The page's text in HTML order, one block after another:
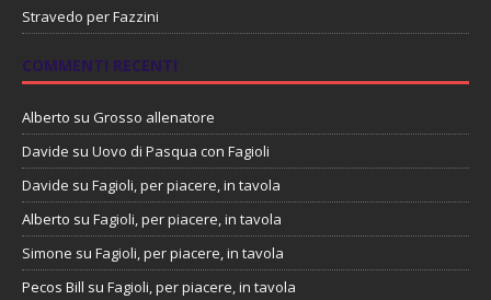
Stravedo per Fazzini
COMMENTI RECENTI
Alberto su Grosso allenatore
Davide su Uovo di Pasqua con Fagioli
Davide su Fagioli, per piacere, in tavola
Alberto su Fagioli, per piacere, in tavola
Simone su Fagioli, per piacere, in tavola
Pecos Bill su Fagioli, per piacere, in tavola